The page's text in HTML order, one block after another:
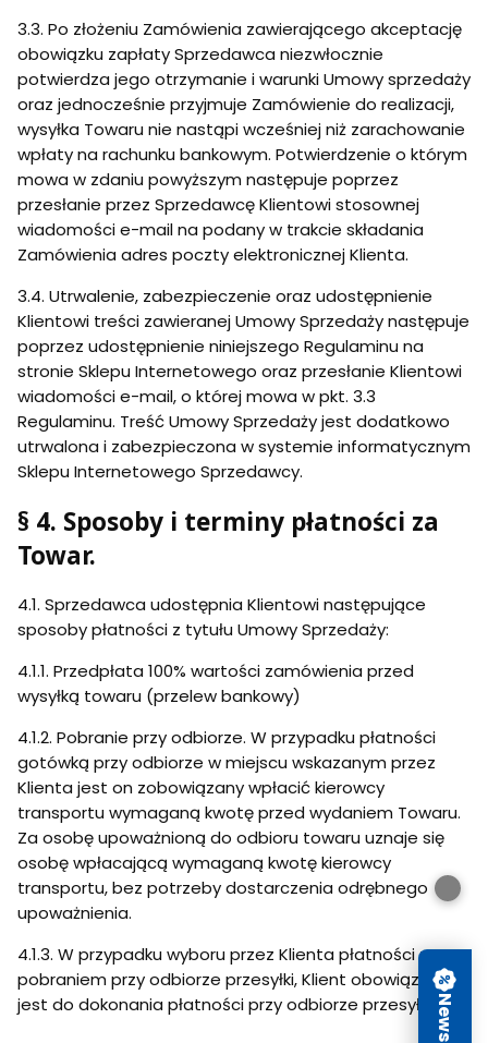
3.3. Po złożeniu Zamówienia zawierającego akceptację
obowiązku zapłaty Sprzedawca niezwłocznie
potwierdza jego otrzymanie i warunki Umowy sprzedaży
oraz jednocześnie przyjmuje Zamówienie do realizacji,
wysyłka Towaru nie nastąpi wcześniej niż zarachowanie
wpłaty na rachunku bankowym. Potwierdzenie o którym
mowa w zdaniu powyższym następuje poprzez
przesłanie przez Sprzedawcę Klientowi stosownej
wiadomości e-mail na podany w trakcie składania
Zamówienia adres poczty elektronicznej Klienta.
3.4. Utrwalenie, zabezpieczenie oraz udostępnienie
Klientowi treści zawieranej Umowy Sprzedaży następuje
poprzez udostępnienie niniejszego Regulaminu na
stronie Sklepu Internetowego oraz przesłanie Klientowi
wiadomości e-mail, o której mowa w pkt. 3.3
Regulaminu. Treść Umowy Sprzedaży jest dodatkowo
utrwalona i zabezpieczona w systemie informatycznym
Sklepu Internetowego Sprzedawcy.
§ 4. Sposoby i terminy płatności za
Towar.
4.1. Sprzedawca udostępnia Klientowi następujące
sposoby płatności z tytułu Umowy Sprzedaży:
4.1.1. Przedpłata 100% wartości zamówienia przed
wysyłką towaru (przelew bankowy)
4.1.2. Pobranie przy odbiorze. W przypadku płatności
gotówką przy odbiorze w miejscu wskazanym przez
Klienta jest on zobowiązany wpłacić kierowcy
transportu wymaganą kwotę przed wydaniem Towaru.
Za osobę upoważnioną do odbioru towaru uznaje się
osobę wpłacającą wymaganą kwotę kierowcy
transportu, bez potrzeby dostarczenia odrębnego
upoważnienia.
4.1.3. W przypadku wyboru przez Klienta płatności za
pobraniem przy odbiorze przesyłki, Klient obowiązany
jest do dokonania płatności przy odbiorze przesyłki.